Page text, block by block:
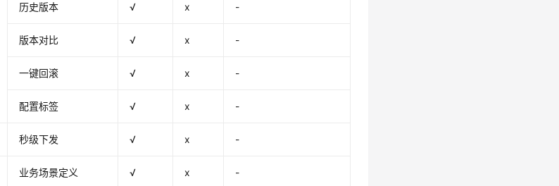
历史版本 √ x -
版本对比 √ x -
一键回滚 √ x -
配置标签 √ x -
秒级下发 √ x -
业务场景定义 √ x -